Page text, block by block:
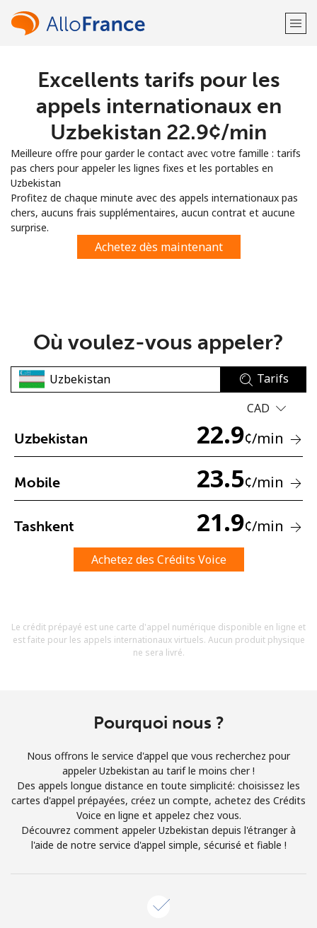
Bienvenue!
Vous avez déjà un compte?
S'enregistrer avec
ou
Aucun mot de passe créé
Un numéro
En créant un compte sur ce site, j'accepte les présentes
Conditions générales.
Bonjour!
Identifiez-vous ouINSCRIVEZ-VOUS →
Excellents tarifs pour les
appels internationaux en
Uzbekistan ⁦22.9¢⁩/min
Meilleure offre pour garder le contact avec votre famille : tarifs
pas chers pour appeler les lignes fixes et les portables en
Uzbekistan
Profitez de chaque minute avec des appels internationaux pas
chers, aucuns frais supplémentaires, aucun contrat et aucune
surprise.
Achetez dès maintenant
Où voulez-vous appeler?
Tarifs
CAD
Uzbekistan 22.9¢/min
Mobile 23.5¢/min
Tashkent 21.9¢/min
Achetez des Crédits Voice
Le crédit prépayé est une carte d'appel numérique disponible en ligne et
est faite pour les appels internationaux virtuels. Aucun produit physique
ne sera livré.
Pourquoi nous ?
Nous offrons le service d'appel que vous recherchez pour
appeler Uzbekistan au tarif le moins cher !
Des appels longue distance en toute simplicité: choisissez les
cartes d'appel prépayées, créez un compte, achetez des Crédits
Voice en ligne et appelez chez vous.
Découvrez comment appeler Uzbekistan depuis l'étranger à
l'aide de notre service d'appel simple, sécurisé et fiable !